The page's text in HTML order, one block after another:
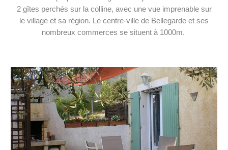
2 gîtes perchés sur la colline, avec une vue imprenable sur
le village et sa région. Le centre-ville de Bellegarde et ses
nombreux commerces se situent à 1000m.